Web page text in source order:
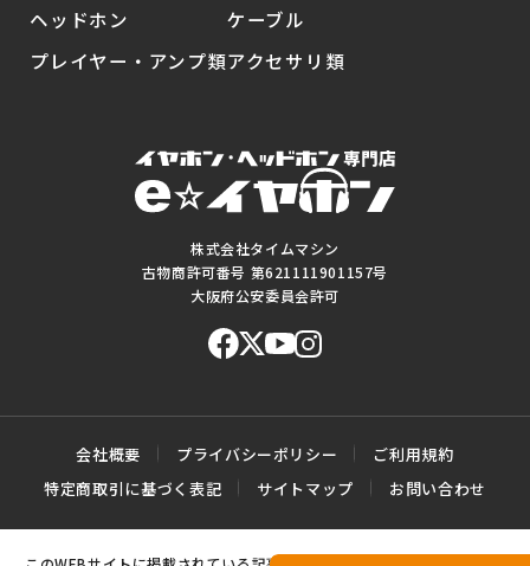
株式会社タイムマシン
古物商許可番号 第621111901157号
大阪府公安委員会許可
ヘッドホン
プレイヤー・アンプ類
ケーブル
アクセサリ類
会社概要 プライバシーポリシー
ご利用規約
特定商取引に基づく表記
サイトマップ お問い合わせ